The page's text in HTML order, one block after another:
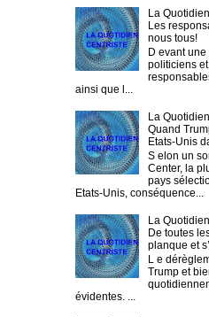
La
Les
nous tous!
D evant
politiciens
ainsi que l...
La
Quand
Etats-Unis
S elon un
Center, la
pays
Etats-Unis, conséquence...
La
De toutes
planque et
L e
Trump et
évidentes. ...